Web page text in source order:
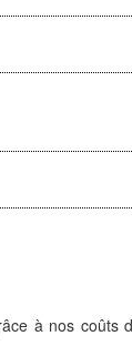
à nos coûts